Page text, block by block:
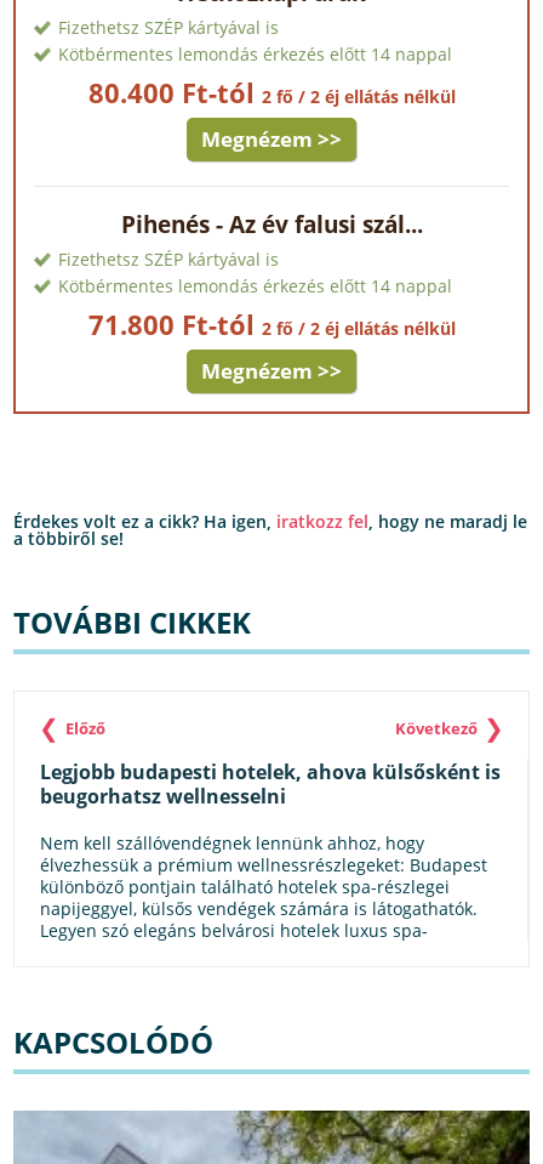
Fizethetsz SZÉP kártyával is
Kötbérmentes lemondás érkezés előtt 14 nappal
80.400 Ft-tól 2 fő / 2 éj ellátás nélkül
Megnézem >>
Pihenés - Az év falusi szál...
Fizethetsz SZÉP kártyával is
Kötbérmentes lemondás érkezés előtt 14 nappal
71.800 Ft-tól 2 fő / 2 éj ellátás nélkül
Megnézem >>
Érdekes volt ez a cikk? Ha igen, iratkozz fel, hogy ne maradj le
a többiről se!
TOVÁBBI CIKKEK
Legjobb budapesti hotelek, ahova külsősként is
beugorhatsz wellnesselni
Nem kell szállóvendégnek lennünk ahhoz, hogy
élvezhessük a prémium wellnessrészlegeket: Budapest
különböző pontjain található hotelek spa-részlegei
napijeggyel, külsős vendégek számára is látogathatók.
Legyen szó elegáns belvárosi hotelek luxus spa-
❮ Előző Következő ❯
KAPCSOLÓDÓ